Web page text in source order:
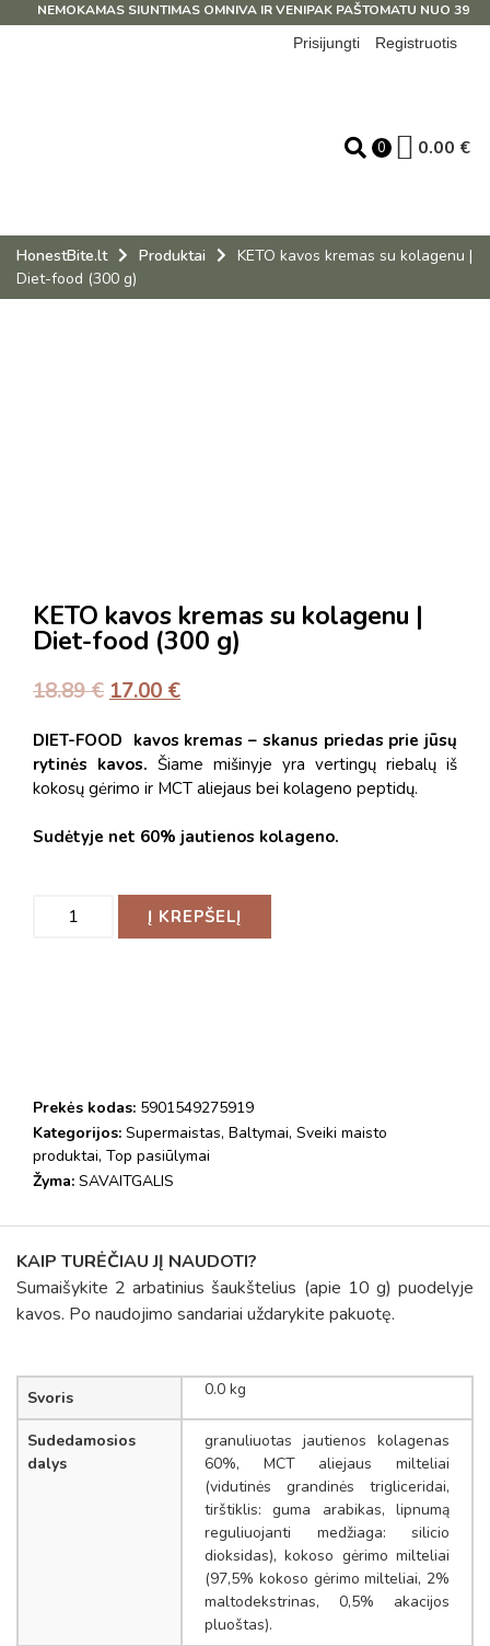
NEMOKAMAS SIUNTIMAS OMNIVA IR VENIPAK PAŠTOMATU NUO 39 EUR!
Prisijungti
Registruotis
0 0.00 €
HonestBite.lt Produktai
KETO kavos kremas su kolagenu |
Diet-food (300 g)
KETO kavos kremas su kolagenu |
Diet-food (300 g)
18.89€ 17.00 €
DIET-FOOD kavos kremas – skanus priedas prie jūsų
rytinės kavos. Šiame mišinyje yra vertingų riebalų iš
kokosų gėrimo ir MCT aliejaus bei kolageno peptidų.
Sudėtyje net 60% jautienos kolageno.
Į KREPŠELĮ
Prekės kodas: 5901549275919
Kategorijos: Supermaistas, Baltymai, Sveiki maisto
produktai, Top pasiūlymai
Žyma: SAVAITGALIS
KAIP TURĖČIAU JĮ NAUDOTI?
Sumaišykite 2 arbatinius šaukštelius (apie 10 g) puodelyje
kavos. Po naudojimo sandariai uždarykite pakuotę.
Svoris 0.0 kg
Sudedamosios
dalys
granuliuotas jautienos kolagenas
60%, MCT aliejaus milteliai
(vidutinės grandinės trigliceridai,
tirštiklis: guma arabikas, lipnumą
reguliuojanti medžiaga: silicio
dioksidas), kokoso gėrimo milteliai
(97,5% kokoso gėrimo milteliai, 2%
maltodekstrinas, 0,5% akacijos
pluoštas).